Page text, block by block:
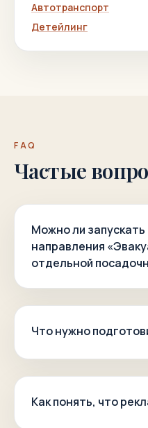
Автотранспорт
Детейлинг
FAQ
Частые
Можно ли
направления
отдельной
Что нужно
Как понять, что